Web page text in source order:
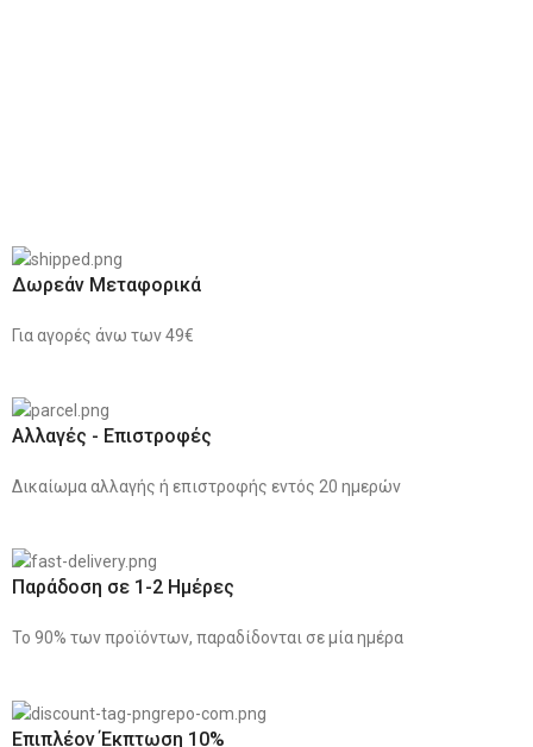
Δωρεάν Μεταφορικά
Για αγορές άνω των 49€
Αλλαγές - Επιστροφές
Δικαίωμα αλλαγής ή επιστροφής εντός 20 ημερών
Παράδοση σε 1-2 Ημέρες
Το 90% των προϊόντων, παραδίδονται σε μία ημέρα
Επιπλέον Έκπτωση 10%